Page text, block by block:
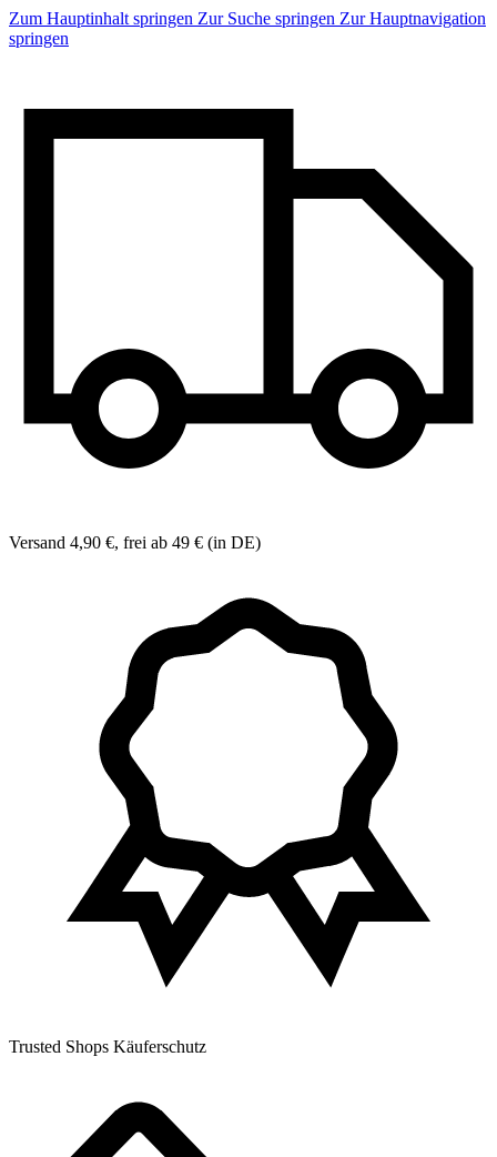
Zum Hauptinhalt springen Zur Suche springen Zur Hauptnavigation
springen
Versand 4,90 €, frei ab 49 € (in DE)
Trusted Shops Käuferschutz